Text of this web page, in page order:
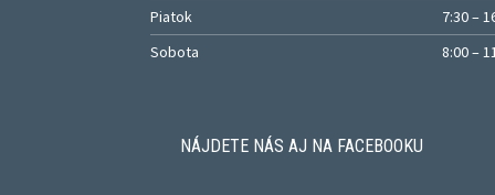
Piatok
7:30 –
Sobota
8:00 –
NÁJDETE NÁS AJ NA FACEBOOKU